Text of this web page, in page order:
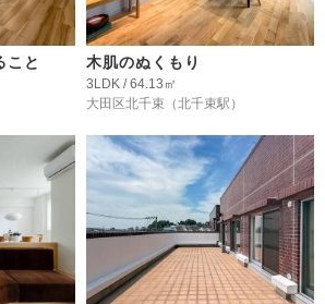
こと 木肌のぬくもり
3LDK / 64.13㎡
大田区北千束 （北千束駅）